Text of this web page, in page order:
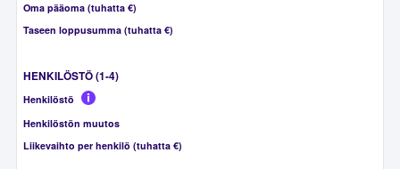
Oma pääoma (tuhatta €)
Taseen loppusumma (tuhatta €)
HENKILÖSTÖ (1-4)
Henkilöstö
Henkilöstön muutos
Liikevaihto per henkilö (tuhatta €)